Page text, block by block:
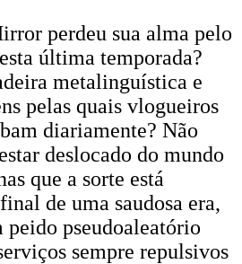
perdeu sua alma pelo
última temporada?
metalinguística e
pelas quais vlogueiros
diariamente? Não
deslocado do mundo
que a sorte está
de uma saudosa era,
peido pseudoaleatório
sempre repulsivos